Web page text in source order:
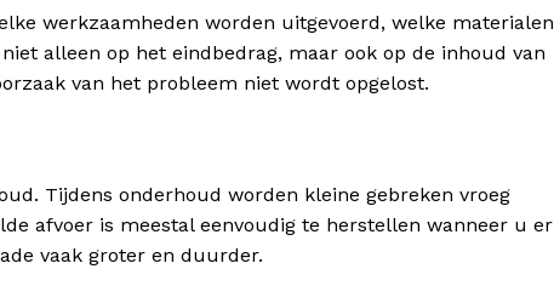
werkzaamheden worden uitgevoerd, welke materialen
alleen op het eindbedrag, maar ook op de inhoud van
van het probleem niet wordt opgelost.
Tijdens onderhoud worden kleine gebreken vroeg
afvoer is meestal eenvoudig te herstellen wanneer u er
vaak groter en duurder.